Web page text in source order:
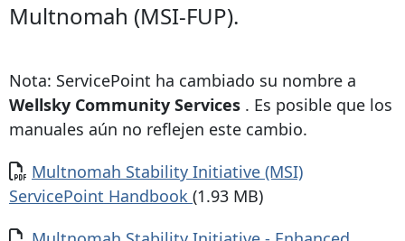
Multnomah (MSI-FUP).
Nota: ServicePoint ha cambiado su nombre a
Wellsky Community Services . Es posible que los
manuales aún no reflejen este cambio.
Documento
Multnomah Stability Initiative (MSI)
ServicePoint Handbook (1.93 MB)